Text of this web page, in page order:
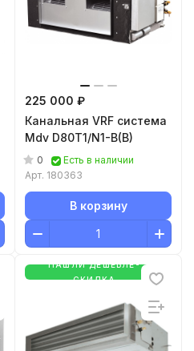
225 000 ₽
Канальная VRF система
Mdv D80T1/N1-B(B)
0
Есть в наличии
Арт. 180363
В корзину
НАШЛИ ДЕШЕВЛЕ-
СКИДКА